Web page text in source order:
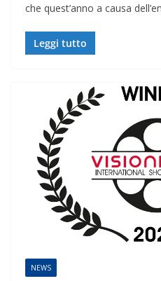
che quest’anno a causa
Leggi tutto
NEWS